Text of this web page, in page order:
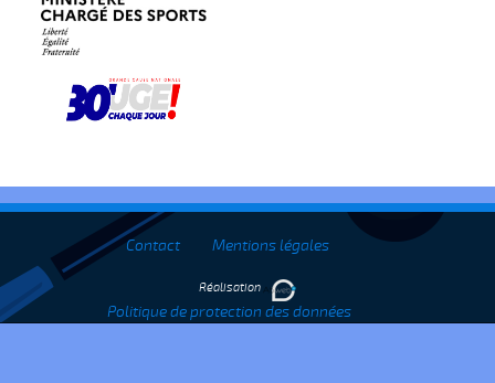
Contact Mentions légales
Politique de protection des données
Réalisation